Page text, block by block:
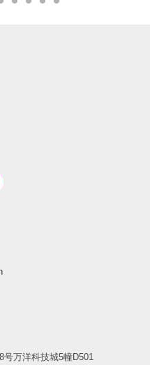
号万洋科技城5幢D501